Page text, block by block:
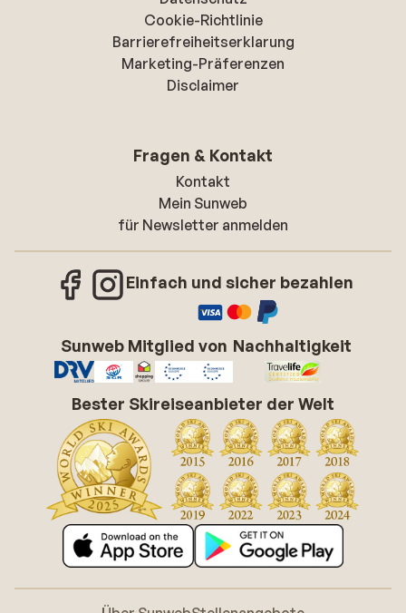
Cookie-Richtlinie
Barrierefreiheitserklarung
Marketing-Präferenzen
Disclaimer
Fragen & Kontakt
Kontakt
Mein Sunweb
für Newsletter anmelden
Einfach und sicher bezahlen
Sunweb Mitglied von Nachhaltigkeit
Bester Skireiseanbieter der Welt